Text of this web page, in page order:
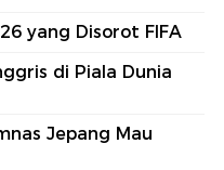
yang Disorot FIFA
di Piala Dunia
Jepang Mau